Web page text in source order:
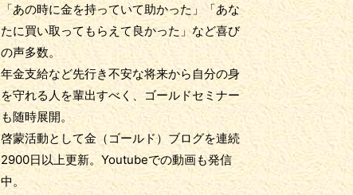
「あの時に金を持っていて助かった」「あな
たに買い取ってもらえて良かった」など喜び
の声多数。
年金支給など先行き不安な将来から自分の身
を守れる人を輩出すべく、ゴールドセミナー
も随時展開。
啓蒙活動として金（ゴールド）ブログを連続
2900日以上更新。Youtubeでの動画も発信
中。